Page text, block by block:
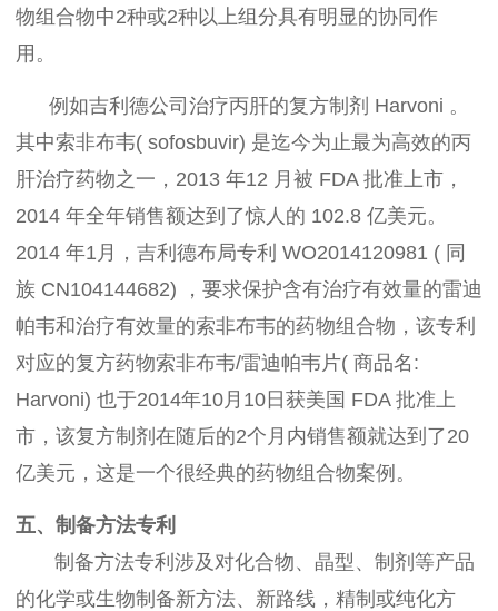
物组合物中2种或2种以上组分具有明显的协同作
用。
例如吉利德公司治疗丙肝的复方制剂 Harvoni 。
其中索非布韦( sofosbuvir) 是迄今为止最为高效的丙
肝治疗药物之一，2013 年12 月被 FDA 批准上市，
2014 年全年销售额达到了惊人的 102.8 亿美元。
2014 年1月，吉利德布局专利 WO2014120981 ( 同
族 CN104144682) ，要求保护含有治疗有效量的雷迪
帕韦和治疗有效量的索非布韦的药物组合物，该专利
对应的复方药物索非布韦/雷迪帕韦片( 商品名:
Harvoni) 也于2014年10月10日获美国 FDA 批准上
市，该复方制剂在随后的2个月内销售额就达到了20
亿美元，这是一个很经典的药物组合物案例。
五、制备方法专利
制备方法专利涉及对化合物、晶型、制剂等产品
的化学或生物制备新方法、新路线，精制或纯化方